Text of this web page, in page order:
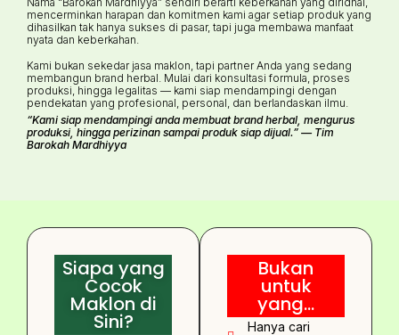
mencerminkan harapan dan komitmen kami agar setiap produk yang
dihasilkan tak hanya sukses di pasar, tapi juga membawa manfaat
nyata dan keberkahan.
Kami bukan sekedar jasa maklon, tapi partner Anda yang sedang
membangun brand herbal. Mulai dari konsultasi formula, proses
produksi, hingga legalitas — kami siap mendampingi dengan
pendekatan yang profesional, personal, dan berlandaskan ilmu.
“Kami siap mendampingi anda membuat brand herbal, mengurus
produksi, hingga perizinan sampai produk siap dijual.” — Tim
Barokah Mardhiyya
Siapa yang
Cocok
Maklon di
Sini?
Bukan
untuk
yang...
Hanya cari